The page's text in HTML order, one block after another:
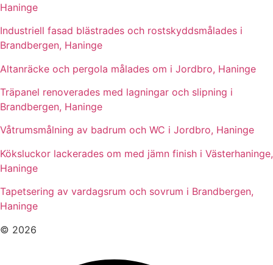
Haninge
Industriell fasad blästrades och rostskyddsmålades i
Brandbergen, Haninge
Altanräcke och pergola målades om i Jordbro, Haninge
Träpanel renoverades med lagningar och slipning i
Brandbergen, Haninge
Våtrumsmålning av badrum och WC i Jordbro, Haninge
Köksluckor lackerades om med jämn finish i Västerhaninge,
Haninge
Tapetsering av vardagsrum och sovrum i Brandbergen,
Haninge
© 2026